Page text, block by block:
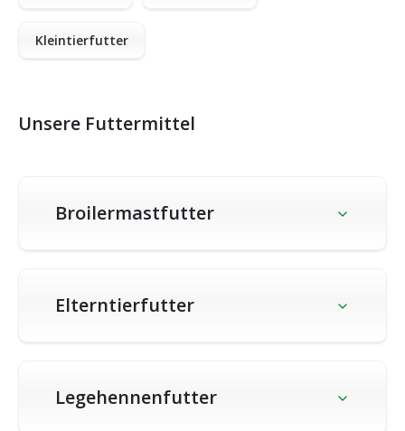
Kleintierfutter
Unsere Futtermittel
Broilermastfutter
Elterntierfutter
Legehennenfutter